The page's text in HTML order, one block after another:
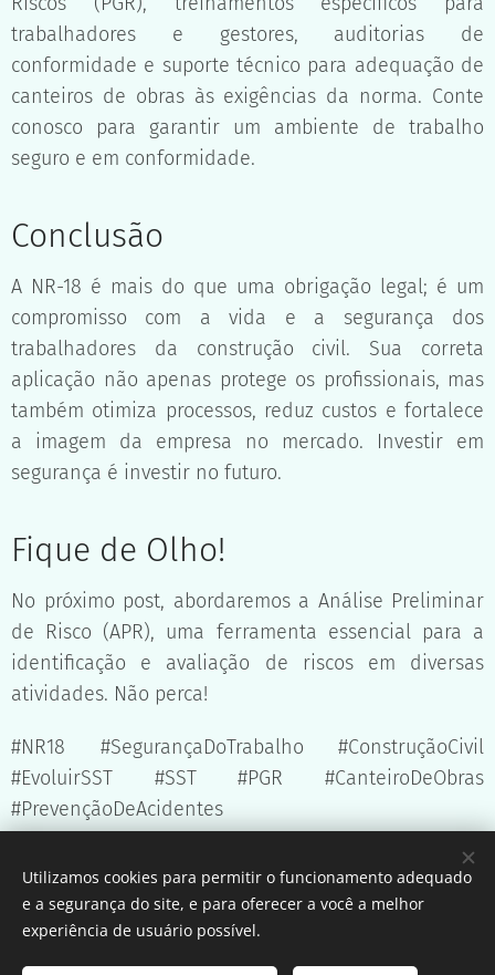
trabalhadores e gestores, auditorias de
conformidade e suporte técnico para adequação de
canteiros de obras às exigências da norma. Conte
conosco para garantir um ambiente de trabalho
seguro e em conformidade.
Conclusão
A NR-18 é mais do que uma obrigação legal; é um
compromisso com a vida e a segurança dos
trabalhadores da construção civil. Sua correta
aplicação não apenas protege os profissionais, mas
também otimiza processos, reduz custos e fortalece
a imagem da empresa no mercado. Investir em
segurança é investir no futuro.
Fique de Olho!
No próximo post, abordaremos a Análise Preliminar
de Risco (APR), uma ferramenta essencial para a
identificação e avaliação de riscos em diversas
atividades. Não perca!
#NR18 #SegurançaDoTrabalho #ConstruçãoCivil
#EvoluirSST #SST #PGR #CanteiroDeObras
#PrevençãoDeAcidentes
Utilizamos cookies para permitir o funcionamento adequado
e a segurança do site, e para oferecer a você a melhor
experiência de usuário possível.